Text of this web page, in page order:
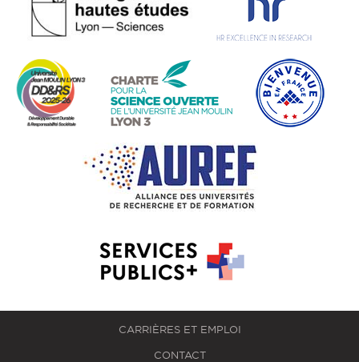
CARRIÈRES ET EMPLOI
CONTACT